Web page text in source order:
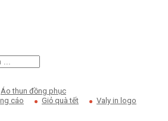
Áo thun đồng phục
cáo
Giỏ quà tết
Valy in logo